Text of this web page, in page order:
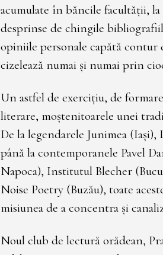
acumulate în băncile facultății,
desprinse de chingile
opiniile personale capătă contur
cizelează numai și numai prin
Un astfel de exercițiu, de
literare, moștenitoarele unei
De la legendarele Junimea
până la contemporanele Pavel
Napoca), Institutul Blecher
Noise Poetry (Buzău), toate
misiunea de a concentra și
Noul club de lectură orădean,